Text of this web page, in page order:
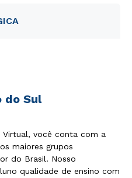
do Sul
Virtual, você conta com a
maiores grupos
do Brasil. Nosso
qualidade de ensino com